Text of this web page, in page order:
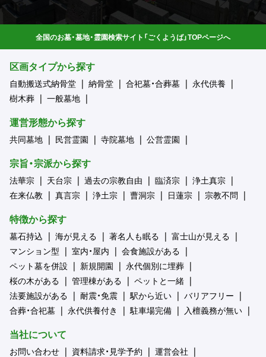
全国のお墓・墓地・霊園検索サイト「ごくようば」TOPページへ
区画タイプから探す
自動搬送式納骨堂 納骨堂 合祀墓・合葬墓
永代供養
樹木葬
一般墓地
運営形態から探す
共同墓地 民営霊園 寺院墓地 公営霊園
宗旨・宗派から探す
法華宗 天台宗 過去の宗教自由 臨済宗
浄土真宗
在来仏教
真言宗 浄土宗 曹洞宗 日蓮宗 宗教不問
特徴から探す
墓石持込 海が見える 著名人も眠る
富士山が見える
マンション型
室内・屋内
会食施設がある
ペット墓を併設
新規開園
永代個別に埋葬
桜の木がある
管理棟がある
ペットと一緒
法要施設がある
耐震・免震 駅から近い
バリアフリー
合葬・合祀墓
永代供養付き 駐車場完備 入檀義務が無い
当社について
お問い合わせ 資料請求・見学予約 運営会社